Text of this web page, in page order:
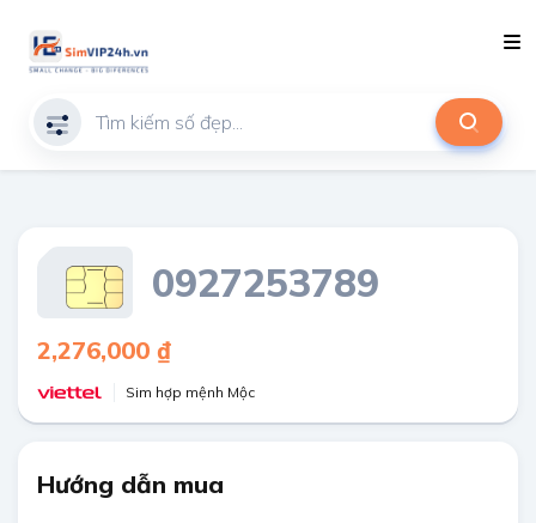
0927253789
2,276,000 ₫
Sim hợp mệnh Mộc
Hướng dẫn mua